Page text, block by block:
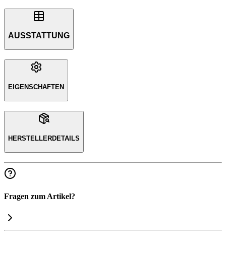
AUSSTATTUNG
EIGENSCHAFTEN
HERSTELLERDETAILS
Fragen zum Artikel?